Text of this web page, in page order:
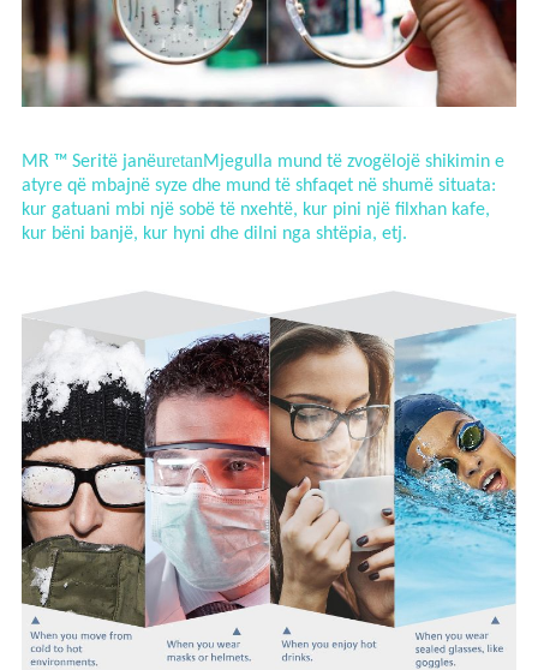
MR ™ Seritë janëuretanMjegulla mund të zvogëlojë shikimin e
atyre që mbajnë syze dhe mund të shfaqet në shumë situata:
kur gatuani mbi një sobë të nxehtë, kur pini një filxhan kafe,
kur bëni banjë, kur hyni dhe dilni nga shtëpia, etj.